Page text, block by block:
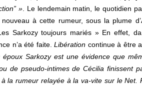
» . Le lendemain matin, le quotidien
nouveau à cette rumeur, sous la plume
Sarkozy toujours mariés » En effet,
n’a été faite.Libération continue à être
Sarkozy est une évidence que
de pseudo-intimes de Cécilia finissent
la rumeur relayée à la va-vite sur le Net.